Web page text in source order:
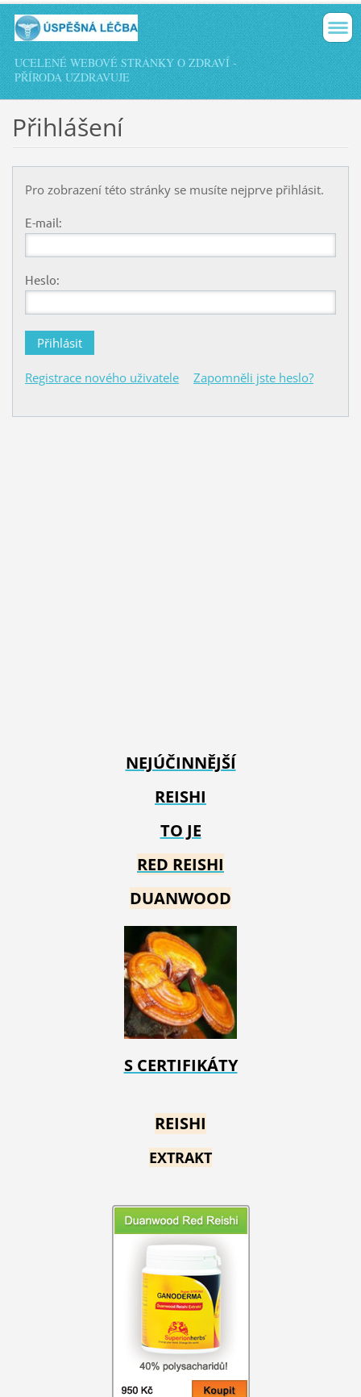
UCELENÉ WEBOVÉ STRÁNKY O ZDRAVÍ -
PŘÍRODA UZDRAVUJE
Přihlášení
Pro zobrazení této stránky se musíte nejprve přihlásit.
E-mail:
Heslo:
Registrace nového uživatele Zapomněli jste heslo?
NEJÚČINNĚJŠÍ
REISHI
TO JE
RED REISHI
DUANWOOD
S CERTIFIKÁTY
REISHI
EXTRAKT